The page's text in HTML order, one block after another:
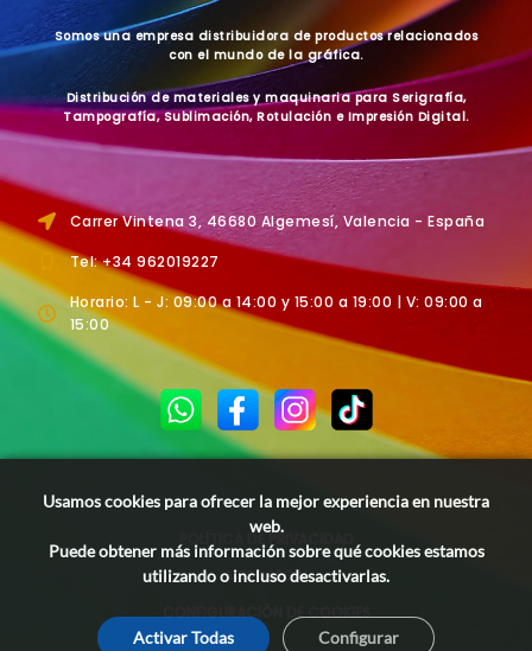
Somos una empresa distribuidora de productos relacionados
con el mundo de la gráfica.
Distribución de materiales y maquinaria para Serigrafía,
Tampografía, Sublimación, Rotulación e Impresión Digital.
Carrer Vintena 3, 46680 Algemesí, Valencia - España
Tel: +34 962019227
Horario: L - J: 09:00 a 14:00 y 15:00 a 19:00 | V: 09:00 a
15:00
POLÍTICA DE PRIVACIDAD
AVISO LEGAL
CONFIGURACIÓN DE COOKIES
Usamos cookies para ofrecer la mejor experiencia en nuestra
web.
Puede obtener más información sobre qué cookies estamos
utilizando o incluso desactivarlas.
Activar Todas Configurar